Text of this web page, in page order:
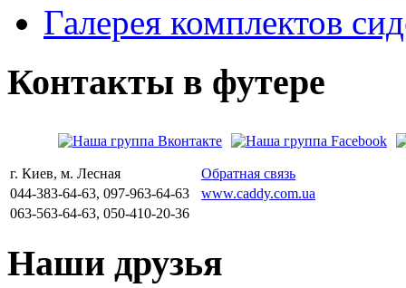
Галерея комплектов
Контакты в футере
г. Киев, м. Лесная
Обратная связь
044-383-64-63, 097-963-64-63
www.caddy.com.ua
063-563-64-63, 050-410-20-36
Наши друзья